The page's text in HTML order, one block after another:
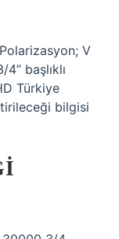
V
başlıklı
Türkiye
bilgisi